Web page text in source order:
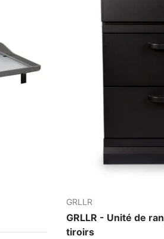
GRLLR
GRLLR - Unité de
tiroirs